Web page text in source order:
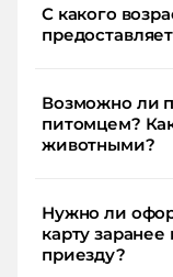
С какого
Возможно ли
питомцем?
животными?
Нужно ли
карту
приезду?